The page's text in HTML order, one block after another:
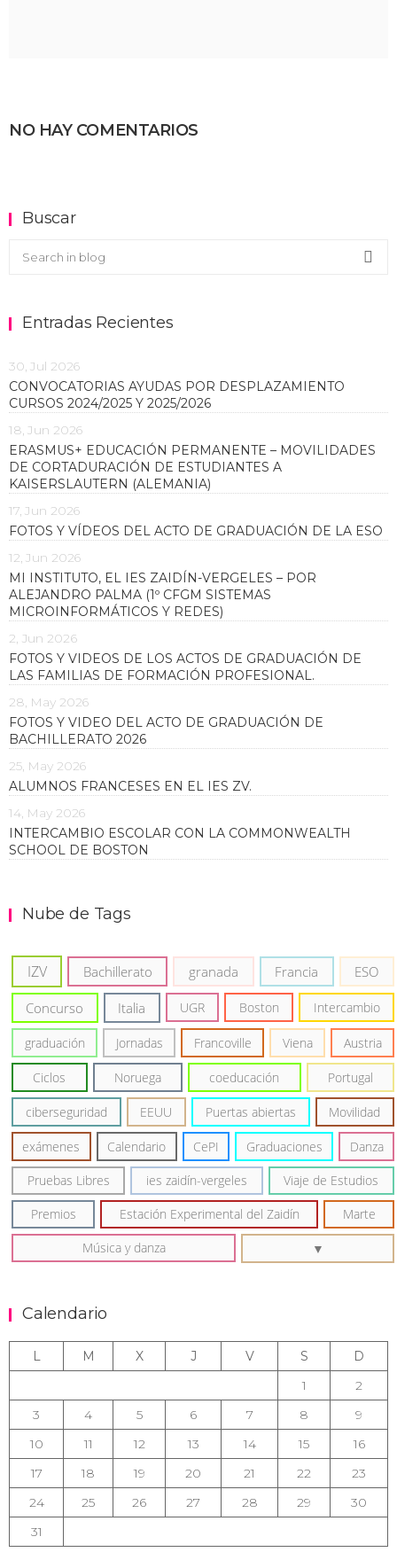
NO HAY COMENTARIOS
Buscar
Buscar en el blog
Entradas Recientes
30, Jul 2026
CONVOCATORIAS AYUDAS POR DESPLAZAMIENTO
CURSOS 2024/2025 Y 2025/2026
18, Jun 2026
ERASMUS+ EDUCACIÓN PERMANENTE – MOVILIDADES
DE CORTADURACIÓN DE ESTUDIANTES A
KAISERSLAUTERN (ALEMANIA)
17, Jun 2026
FOTOS Y VÍDEOS DEL ACTO DE GRADUACIÓN DE LA ESO
12, Jun 2026
MI INSTITUTO, EL IES ZAIDÍN-VERGELES – POR
ALEJANDRO PALMA (1º CFGM SISTEMAS
MICROINFORMÁTICOS Y REDES)
2, Jun 2026
FOTOS Y VIDEOS DE LOS ACTOS DE GRADUACIÓN DE
LAS FAMILIAS DE FORMACIÓN PROFESIONAL.
28, May 2026
FOTOS Y VIDEO DEL ACTO DE GRADUACIÓN DE
BACHILLERATO 2026
25, May 2026
ALUMNOS FRANCESES EN EL IES ZV.
14, May 2026
INTERCAMBIO ESCOLAR CON LA COMMONWEALTH
SCHOOL DE BOSTON
Nube de Tags
IZV Bachillerato granada Francia ESO
Concurso Italia UGR Boston Intercambio
graduación Jornadas Francoville Viena Austria
Ciclos Noruega coeducación Portugal
ciberseguridad EEUU Puertas abiertas Movilidad
exámenes Calendario CePI Graduaciones Danza
Pruebas Libres ies zaidín-vergeles Viaje de Estudios
Premios Estación Experimental del Zaidín Marte
Música y danza
Calendario
L M X J V S
D
1
2
3
4 5 6 7 8
9
10
11 12 13 14 15
16
17
18 19 20 21 22
23
24
25 26 27 28 29
30
31